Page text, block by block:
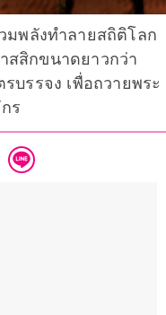
มพลังทำลายสถิติโลก
สสิกขนาดยาวกว่า
บรรจง เพื่อถวายพระ
ร